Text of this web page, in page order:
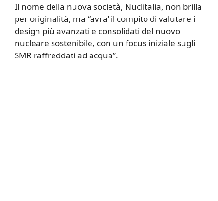
Il nome della nuova società, Nuclitalia, non brilla
per originalità, ma “avra’ il compito di valutare i
design più avanzati e consolidati del nuovo
nucleare sostenibile, con un focus iniziale sugli
SMR raffreddati ad acqua”.